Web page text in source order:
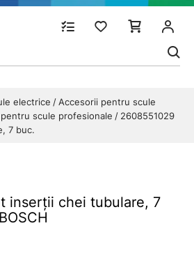
electrice
Accesorii pentru scule
scule profesionale
2608551029
7 buc.
inserţii chei tubulare, 7